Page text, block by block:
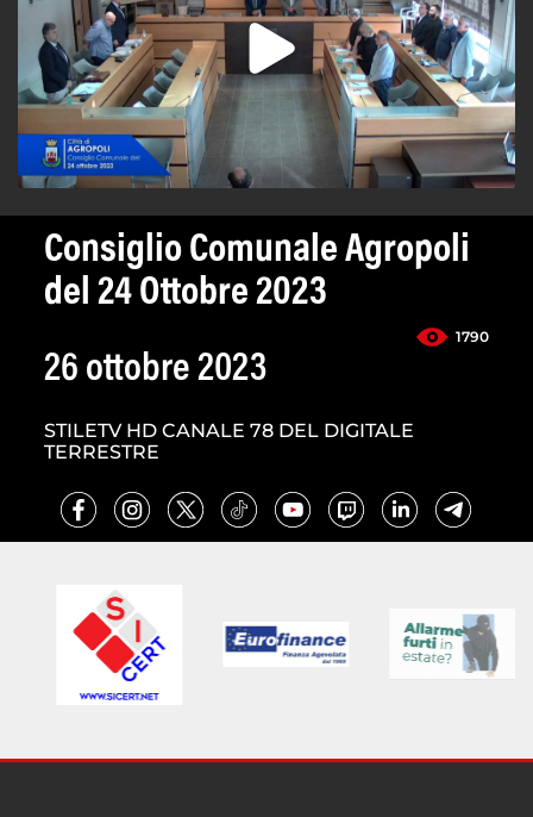
Consiglio Comunale Agropoli
del 24 Ottobre 2023
1790
26 ottobre 2023
STILETV HD CANALE 78 DEL DIGITALE
TERRESTRE